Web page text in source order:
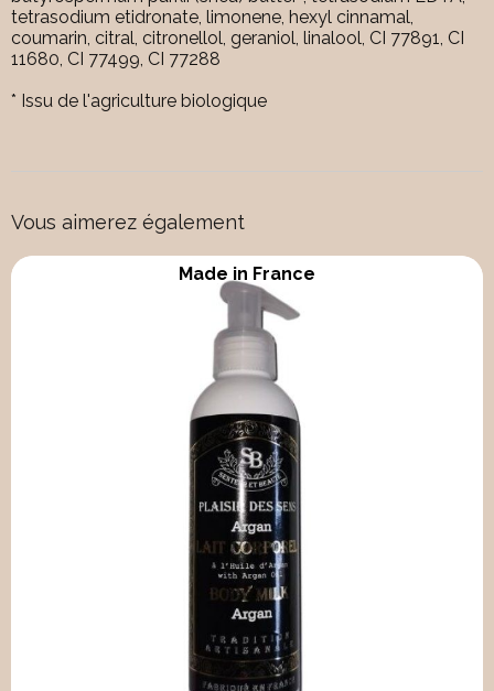
tetrasodium etidronate, limonene, hexyl cinnamal,
coumarin, citral, citronellol, geraniol, linalool, CI 77891, CI
11680, CI 77499, CI 77288
* Issu de l'agriculture biologique
Vous aimerez également
Made in France